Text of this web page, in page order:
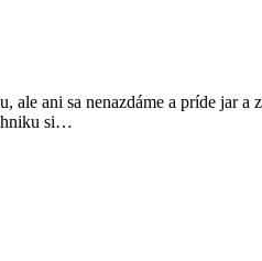
ani sa nenazdáme a príde jar
si…